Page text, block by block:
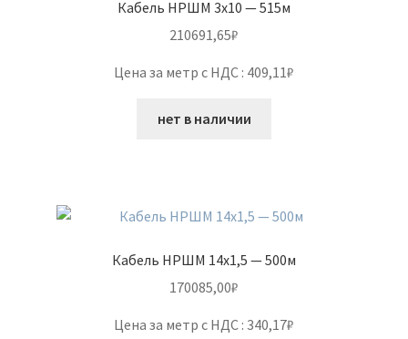
Кабель НРШМ 3х10 — 515м
210691,65₽
Цена за метр с НДС : 409,11₽
нет в наличии
Кабель НРШМ 14х1,5 — 500м
170085,00₽
Цена за метр с НДС : 340,17₽